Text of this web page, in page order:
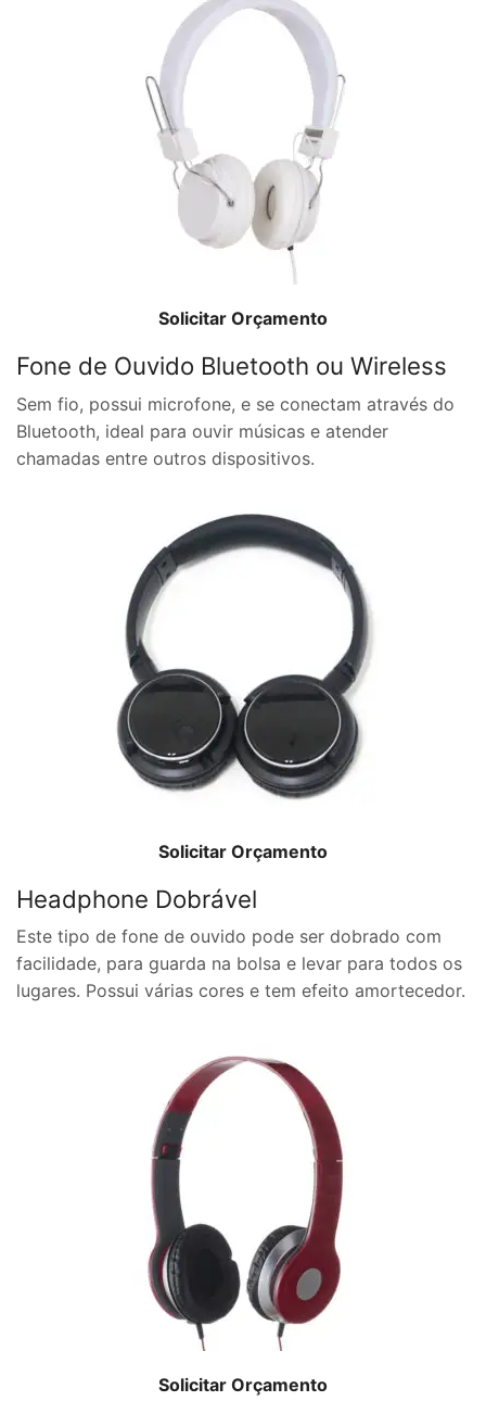
Solicitar Orçamento
Fone de Ouvido Bluetooth ou Wireless
Sem fio, possui microfone, e se conectam através do
Bluetooth, ideal para ouvir músicas e atender
chamadas entre outros dispositivos.
Solicitar Orçamento
Headphone Dobrável
Este tipo de fone de ouvido pode ser dobrado com
facilidade, para guarda na bolsa e levar para todos os
lugares. Possui várias cores e tem efeito amortecedor.
Solicitar Orçamento